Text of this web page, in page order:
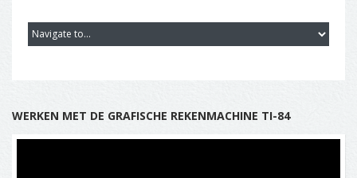
WERKEN MET DE GRAFISCHE REKENMACHINE TI-84